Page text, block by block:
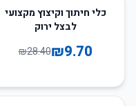
66
כלי חיתוך וקיצוץ מקצועי
לבצל ירוק
₪9.70
₪28.40